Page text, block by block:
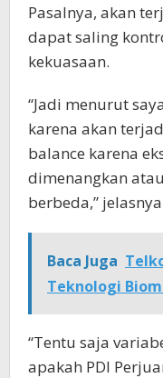
Pasalnya, akan
dapat saling
kekuasaan.
“Jadi menurut
karena akan
balance karena
dimenangkan
berbeda,”
Baca Juga
Teknologi
“Tentu saja
apakah PDI